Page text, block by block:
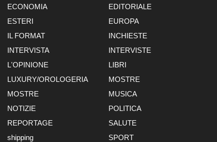
ECONOMIA
EDITORIALE
ESTERI
EUROPA
IL FORMAT
INCHIESTE
INTERVISTA
INTERVISTE
L'OPINIONE
LIBRI
LUXURY/OROLOGERIA
MOSTRE
MOSTRE
MUSICA
NOTIZIE
POLITICA
REPORTAGE
SALUTE
shipping
SPORT